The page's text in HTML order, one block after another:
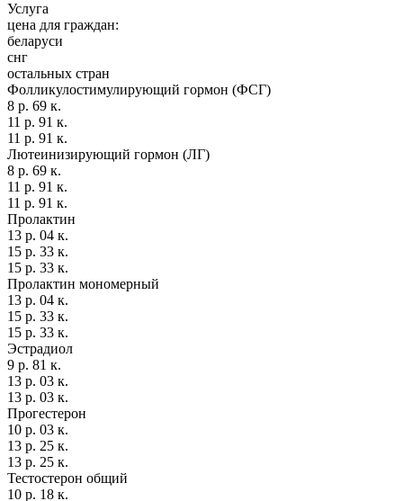
Услуга
цена для граждан:
беларуси
снг
остальных стран
Фолликулостимулирующий гормон (ФСГ)
8 р. 69 к.
11 р. 91 к.
11 р. 91 к.
Лютеинизирующий гормон (ЛГ)
8 р. 69 к.
11 р. 91 к.
11 р. 91 к.
Пролактин
13 р. 04 к.
15 р. 33 к.
15 р. 33 к.
Пролактин мономерный
13 р. 04 к.
15 р. 33 к.
15 р. 33 к.
Эстрадиол
9 р. 81 к.
13 р. 03 к.
13 р. 03 к.
Прогестерон
10 р. 03 к.
13 р. 25 к.
13 р. 25 к.
Тестостерон общий
10 р. 18 к.